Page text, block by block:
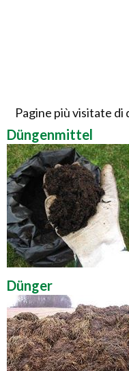
Pagine più visitate di
Düngenmittel
Dünger